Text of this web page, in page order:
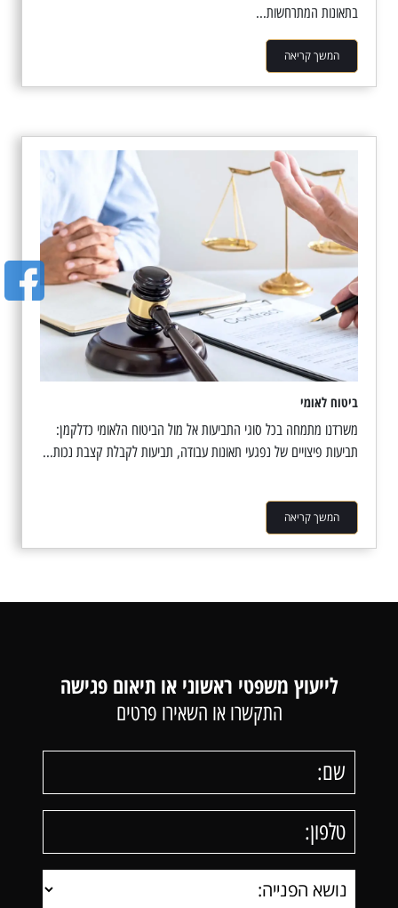
בתאונות המתרחשות...
המשך קריאה
ביטוח לאומי
משרדנו מתמחה בכל סוגי התביעות אל מול הביטוח הלאומי כדלקמן:
תביעות פיצויים של נפגעי תאונות עבודה, תביעות לקבלת קצבת נכות...
המשך קריאה
לייעוץ משפטי ראשוני או תיאום פגישה
התקשרו או השאירו פרטים